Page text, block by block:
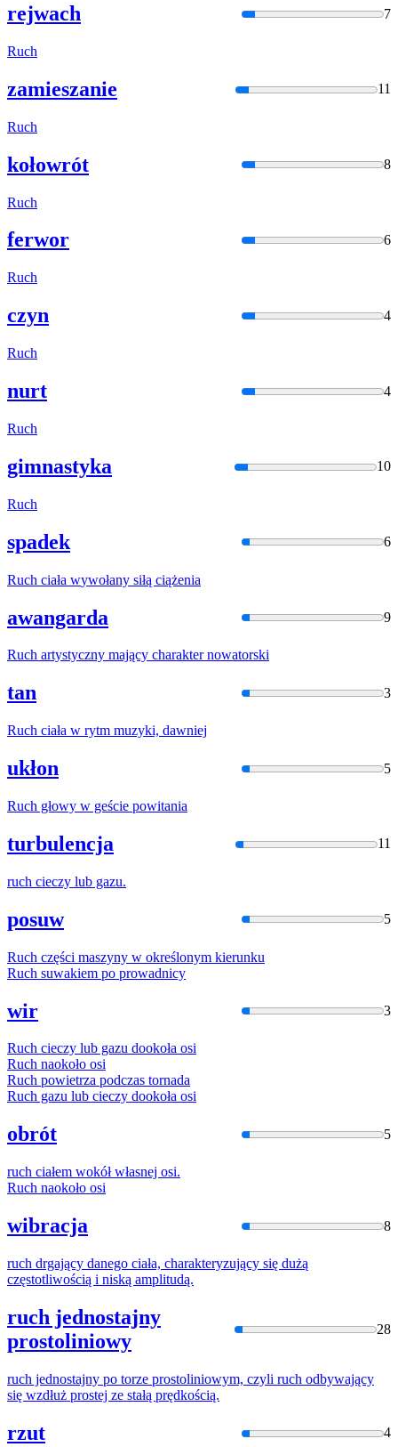
rejwach 7
Ruch
zamieszanie 11
Ruch
kołowrót 8
Ruch
ferwor 6
Ruch
czyn 4
Ruch
nurt 4
Ruch
gimnastyka 10
Ruch
spadek 6
Ruch ciała wywołany siłą ciążenia
awangarda 9
Ruch artystyczny mający charakter nowatorski
tan 3
Ruch ciała w rytm muzyki, dawniej
ukłon 5
Ruch głowy w geście powitania
turbulencja 11
ruch cieczy lub gazu.
posuw 5
Ruch części maszyny w określonym kierunku
Ruch suwakiem po prowadnicy
wir 3
Ruch cieczy lub gazu dookoła osi
Ruch naokoło osi
Ruch powietrza podczas tornada
Ruch gazu lub cieczy dookoła osi
obrót 5
ruch ciałem wokółwłasnej osi.
Ruch naokoło osi
wibracja 8
ruch drgający danego ciała, charakteryzujący się dużą
częstotliwością i niską amplitudą.
ruch jednostajny
prostoliniowy
28
ruch jednostajny po torze prostoliniowym, czyli ruch odbywający
się wzdłuż prostej ze stałą prędkością.
rzut 4